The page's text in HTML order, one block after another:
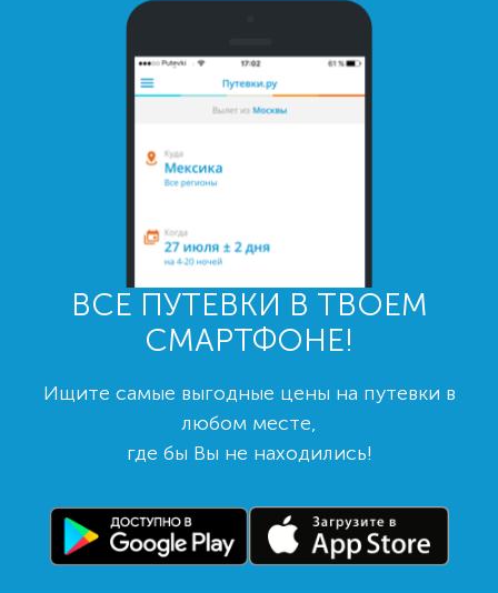
ВСЕ ПУТЕВКИ В ТВОЕМ
СМАРТФОНЕ!
Ищите самые выгодные цены на путевки в
любом месте,
где бы Вы не находились!